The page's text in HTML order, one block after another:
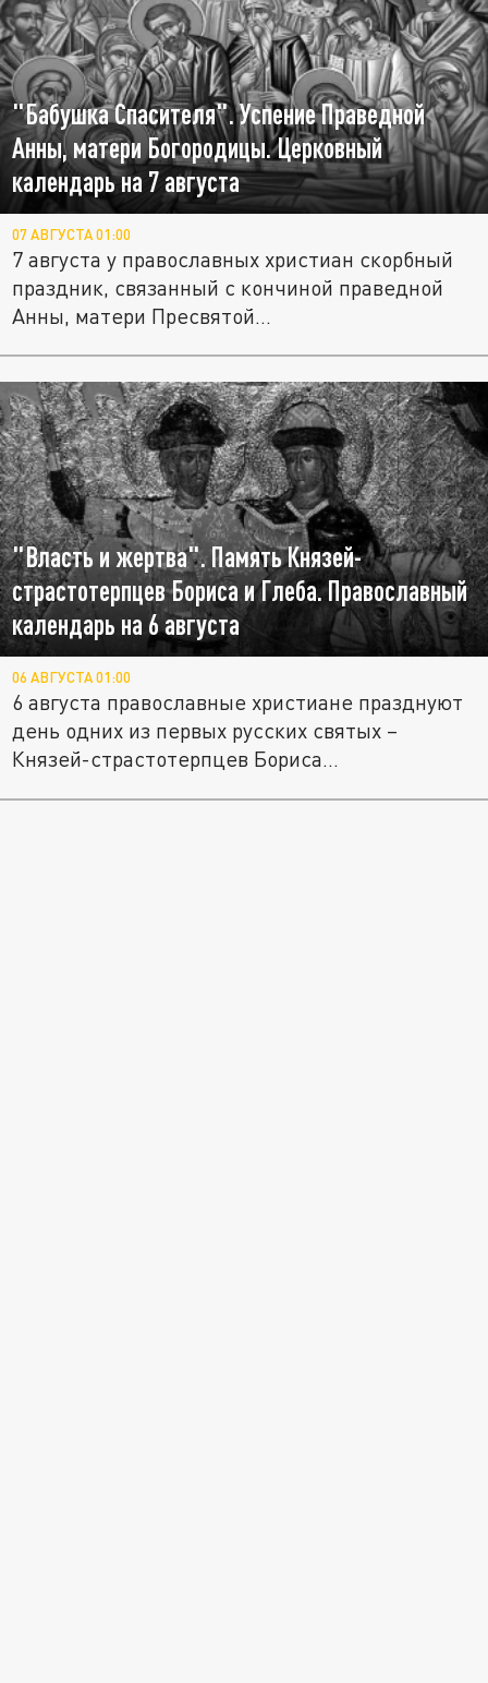
"Бабушка Спасителя". Успение Праведной
Анны, матери Богородицы. Церковный
календарь на 7 августа
07 АВГУСТА 01:00
7 августа у православных христиан скорбный
праздник, связанный с кончиной праведной
Анны, матери Пресвятой...
"Власть и жертва". Память Князей-
страстотерпцев Бориса и Глеба. Православный
календарь на 6 августа
06 АВГУСТА 01:00
6 августа православные христиане празднуют
день одних из первых русских святых –
Князей-страстотерпцев Бориса...